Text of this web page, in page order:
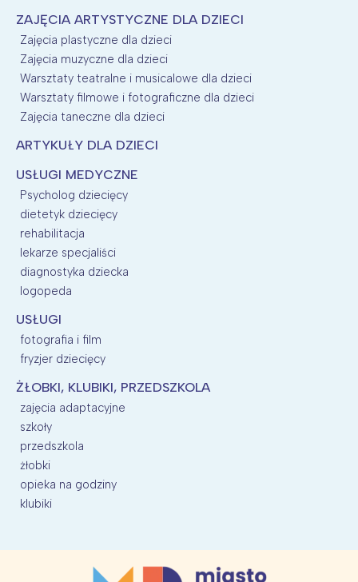
ZAJĘCIA ARTYSTYCZNE DLA DZIECI
Zajęcia plastyczne dla dzieci
Zajęcia muzyczne dla dzieci
Warsztaty teatralne i musicalowe dla dzieci
Warsztaty filmowe i fotograficzne dla dzieci
Zajęcia taneczne dla dzieci
ARTYKUŁY DLA DZIECI
USŁUGI MEDYCZNE
Psycholog dziecięcy
dietetyk dziecięcy
rehabilitacja
lekarze specjaliści
diagnostyka dziecka
logopeda
USŁUGI
fotografia i film
fryzjer dziecięcy
ŻŁOBKI, KLUBIKI, PRZEDSZKOLA
zajęcia adaptacyjne
szkoły
przedszkola
żłobki
opieka na godziny
klubiki